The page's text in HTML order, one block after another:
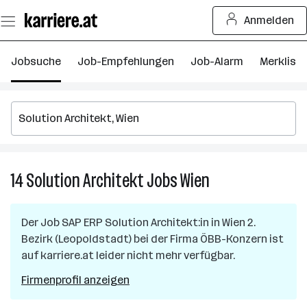
Seiteninhalt
springen
Anmelden
Jobsuche Job-Empfehlungen Job-Alarm Merkliste
14Solution ArchitektJobsWien
Jobs
in
Wien
Der Job SAP ERP Solution Architekt:in in Wien 2.
Bezirk (Leopoldstadt) bei der Firma ÖBB-Konzern ist
auf karriere.at leider nicht mehr verfügbar.
Firmenprofil anzeigen